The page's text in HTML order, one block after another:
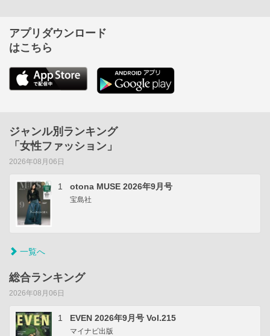
アプリダウンロード
はこちら
ジャンル別ランキング
「女性ファッション」
2026年08月06日
1 otona MUSE 2026年9月号
宝島社
一覧へ
総合ランキング
2026年08月06日
1 EVEN 2026年9月号 Vol.215
マイナビ出版